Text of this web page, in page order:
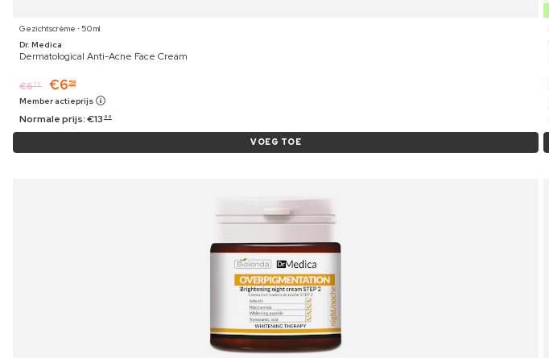
Gezichtscrème ⋅ 50 ml
Dr. Medica
Dermatological Anti-Acne Face Cream
€679 €6 59
Member actieprijs
Normale prijs:€13 99
VOEG TOE